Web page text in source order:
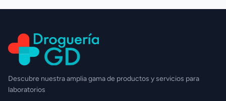
Descubre nuestra amplia gama de productos y servicios para
laboratorios